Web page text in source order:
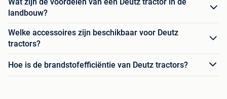
landbouw?
Welke accessoires zijn beschikbaar voor Deutz
tractors?
Hoe is de brandstofefficiëntie van Deutz tractors?